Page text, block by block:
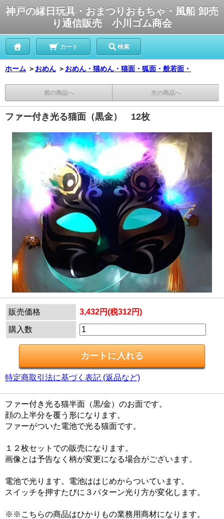
神戸の縁日玩具・おまつりおもちゃ・風船 卸売
り通信販売 小川ゴム商会
カート 検索
ホーム ＞ おめん ＞ おめん・猫めん・猫面・狐面・般若面・
前の商品へ 次の商品へ
ファー付き光る猫面（黒金） 12枚
販売価格 3,432円(税312円)
購入数
特定商取引法に基づく表記 (返品など)
ファー付き光る猫半面（黒/金）のお面です。
顔の上半分を覆う形になります。
ファーがついた電池で光る猫面です。
１２枚セットでの販売になります。
画像とは予告なく柄が変更になる場合がございます。
電池で光ります。電池ははじめからついています。
スイッチを押すたびに３パターン光り方が変化します。
※※こちらの商品はひかりもの業務用商材になります。